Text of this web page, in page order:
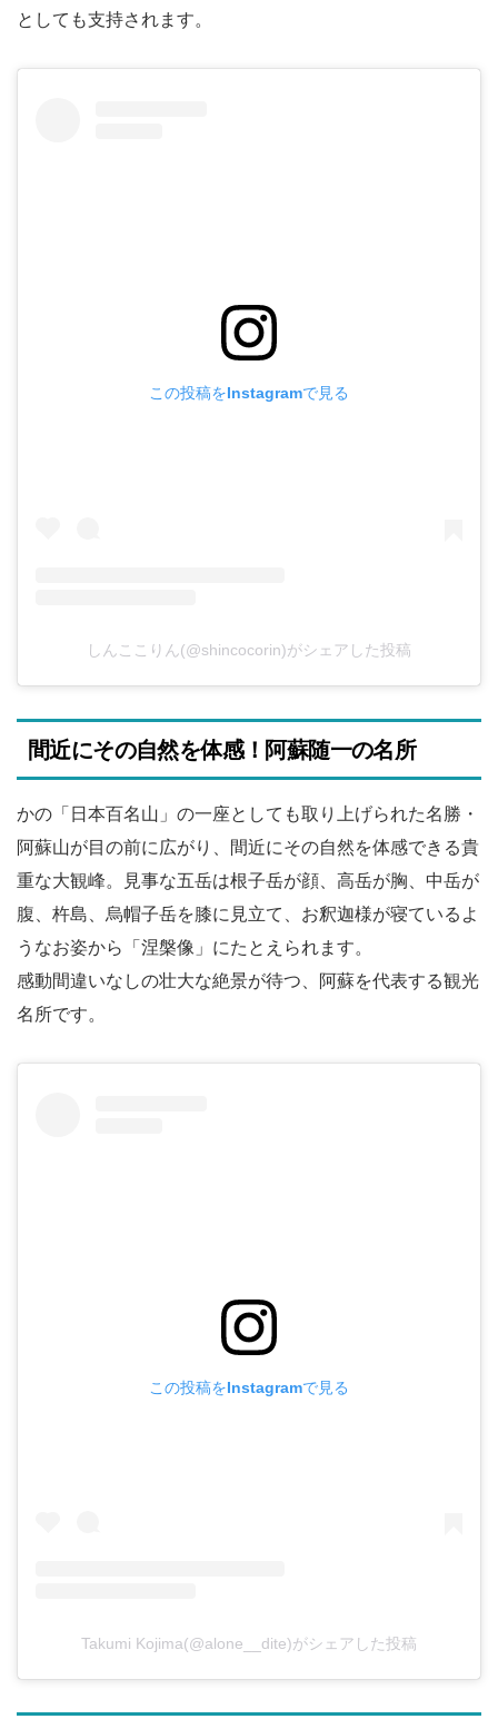
としても支持されます。
この投稿をInstagramで見る
しんここりん(@shincocorin)がシェアした投稿
間近にその自然を体感！阿蘇随一の名所
かの「日本百名山」の一座としても取り上げられた名勝・
阿蘇山が目の前に広がり、間近にその自然を体感できる貴
重な大観峰。見事な五岳は根子岳が顔、高岳が胸、中岳が
腹、杵島、烏帽子岳を膝に見立て、お釈迦様が寝ているよ
うなお姿から「涅槃像」にたとえられます。
感動間違いなしの壮大な絶景が待つ、阿蘇を代表する観光
名所です。
この投稿をInstagramで見る
Takumi Kojima(@alone__dite)がシェアした投稿